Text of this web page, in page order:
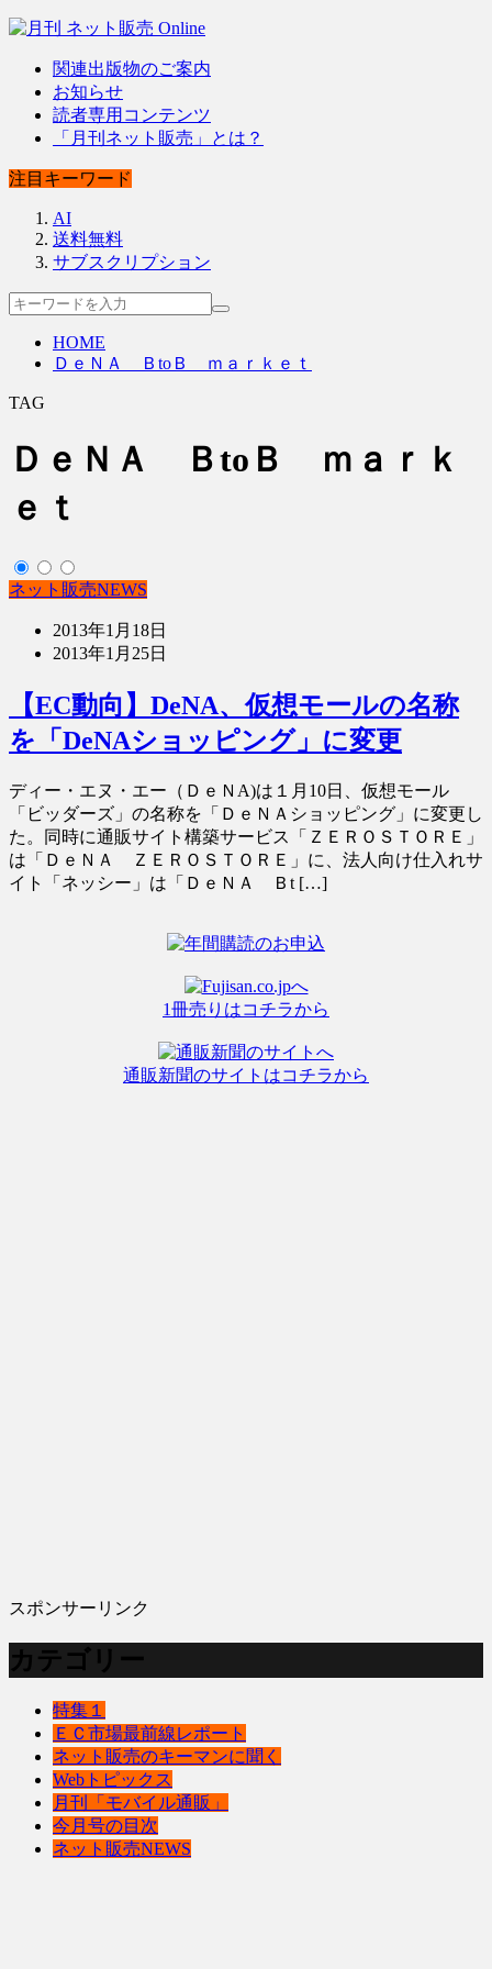
関連出版物のご案内
お知らせ
読者専用コンテンツ
「月刊ネット販売」とは？
注目キーワード
AI
送料無料
サブスクリプション
HOME
ＤｅＮＡ ＢtoＢ ｍａｒｋｅｔ
TAG
ＤｅＮＡ ＢtoＢ ｍａｒｋ
ｅｔ
ネット販売NEWS
2013年1月18日
2013年1月25日
【EC動向】DeNA、仮想モールの名称
を「DeNAショッピング」に変更
ディー・エヌ・エー（ＤｅＮA)は１月10日、仮想モール
「ビッダーズ」の名称を「ＤｅＮＡショッピング」に変更し
た。同時に通販サイト構築サービス「ＺＥＲＯＳＴＯＲＥ」
は「ＤｅＮＡ ＺＥＲＯＳＴＯＲＥ」に、法人向け仕入れサ
イト「ネッシー」は「ＤｅＮＡ Ｂt […]
1冊売りはコチラから
通販新聞のサイトはコチラから
スポンサーリンク
カテゴリー
特集１
ＥＣ市場最前線レポート
ネット販売のキーマンに聞く
Webトピックス
月刊「モバイル通販」
今月号の目次
ネット販売NEWS